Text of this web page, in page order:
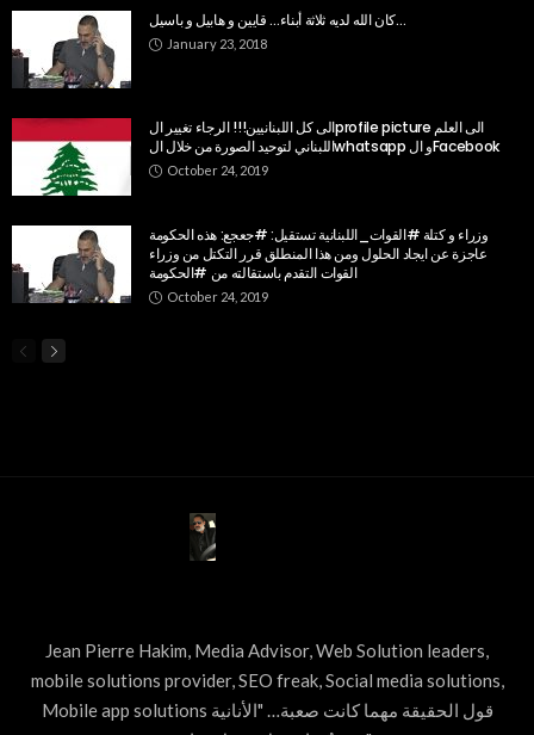
كان الله لديه ثلاثة أبناء… قايين و هابيل و باسيل…
January 23, 2018
الى كل اللبنانيين!!! الرجاء تغيير الprofile picture الى العلم
اللبناني لتوحيد الصورة من خلال الwhatsapp و الFacebook
October 24, 2019
وزراء و كتلة #القوات_اللبنانية تستقيل: #جعجع: هذه الحكومة
عاجزة عن ايجاد الحلول ومن هذا المنطلق قرر التكتل من وزراء
القوات التقدم باستقالته من #الحكومة
October 24, 2019
Jean Pierre Hakim, Media Advisor, Web Solution leaders,
mobile solutions provider, SEO freak, Social media solutions,
Mobile app solutions قول الحقيقة مهما كانت صعبة… "الأنانية